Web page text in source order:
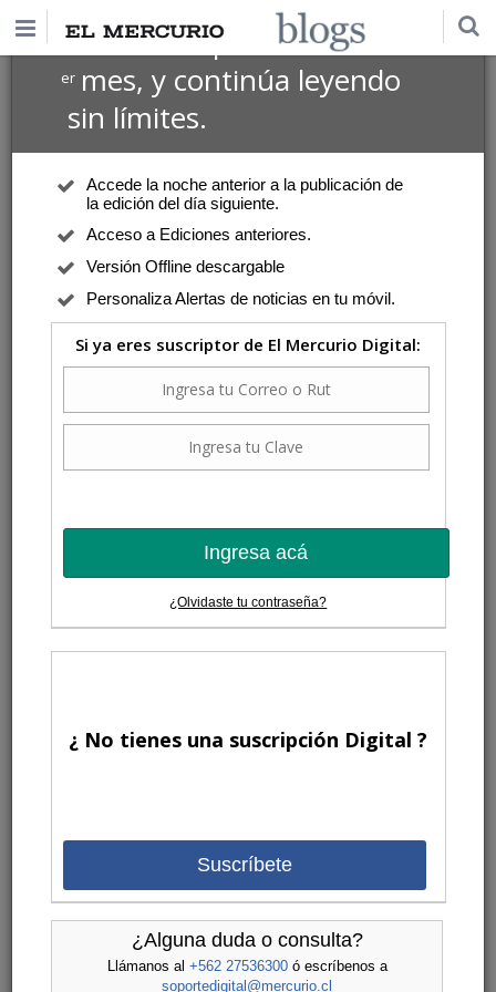
Suscríbete por $1 USD
ermes, y continúa leyendo
sin límites.
Accede la noche anterior a la publicación de
la edición del día siguiente.
Acceso a Ediciones anteriores.
Versión Offline descargable
Personaliza Alertas de noticias en tu móvil.
Si ya eres suscriptor de El Mercurio Digital:
Ingresa acá
¿Olvidaste tu contraseña?
¿ No tienes una suscripción Digital ?
Suscríbete
¿Alguna duda o consulta?
Llámanos al +562 27536300ó escríbenos a
soportedigital@mercurio.cl